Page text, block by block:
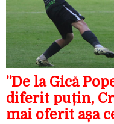
”De la Gică
diferit puțin,
mai oferit așa